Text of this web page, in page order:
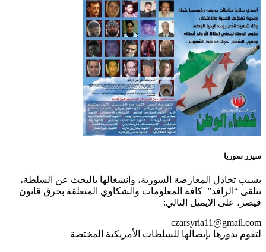
سيزر سوريا
بسبب تخاذل المعارضة السورية، وانشغالها بالبحث عن السلطة،
تتلقى “الرافد” كافة المعلومات والشكاوي المتعلقة بخرق قانون
قيصر، على الايميل التالي:
czarsyria11@gmail.com
لتقوم بدورها بإيصالها للسلطات الأمريكية المختصة